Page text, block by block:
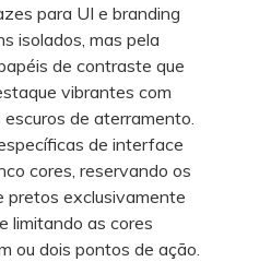
para UI e branding
isolados, mas pela
de contraste que
vibrantes com
de aterramento.
de interface
cores, reservando os
pretos exclusivamente
limitando as cores
ou dois pontos de ação.